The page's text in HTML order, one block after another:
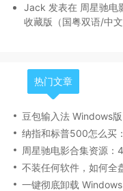
Jack 发表在 周星驰电
收藏版（国粤双语/中文
热门文章
豆包输入法 Windows